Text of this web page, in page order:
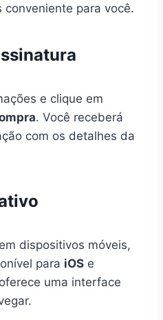
conveniente para você.
e clique em
. Você receberá
com os detalhes da
em dispositivos móveis,
para iOS e
uma interface